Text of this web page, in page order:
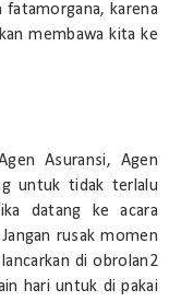
fatamorgana, karena
membawa kita ke
Asuransi, Agen
untuk tidak terlalu
datang ke acara
rusak momen
di obrolan2
hari untuk di pakai